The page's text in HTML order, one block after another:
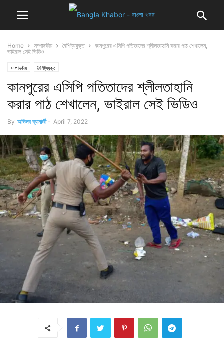
Home সম্পাদকীয় বৈশিষ্ট্যযুক্ত
কানপুরের এসিপি পতিতাদের শ্লীলতাহানি করার পাঠ শেখালেন,
ভাইরাল সেই ভিডিও
সম্পাদকীয় বৈশিষ্ট্যযুক্ত
কানপুরের এসিপি পতিতাদের শ্লীলতাহানি
করার পাঠ শেখালেন, ভাইরাল সেই ভিডিও
By অভিনব ব্যানার্জী - April 7, 2022